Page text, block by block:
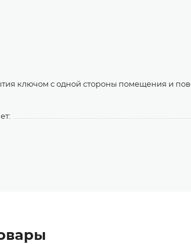
ключом с одной стороны помещения и